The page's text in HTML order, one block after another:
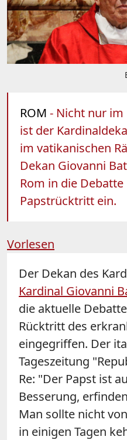
ROM - Nicht nur
ist der
im vatikanischen
Dekan Giovanni
Rom in die
Papstrücktritt ein.
Vorlesen
Der Dekan des
Kardinal Giovanni
die aktuelle
Rücktritt des
eingegriffen. Der
Tageszeitung
Re: "Der Papst ist
Besserung,
Man sollte nicht
in einigen Tagen